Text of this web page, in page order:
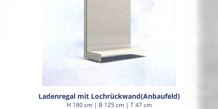
Ladenregal mit Lochrückwand(Anbaufeld)
H 180 cm | B 125 cm | T 47 cm